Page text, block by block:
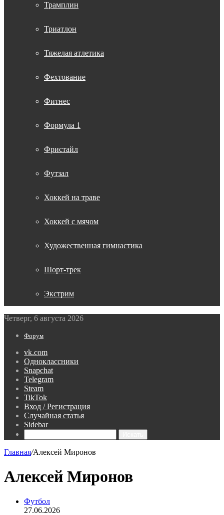
Трамплин
Триатлон
Тяжелая атлетика
Фехтование
Фитнес
Формула 1
Фристайл
Футзал
Хоккей на траве
Хоккей с мячом
Художественная гимнастика
Шорт-трек
Экстрим
Четверг, 6 августа 2026
Форум
vk.com
Одноклассники
Snapchat
Telegram
Steam
TikTok
Вход / Регистрация
Случайная статья
Sidebar
Главная/Алексей Миронов
Алексей Миронов
Футбол
27.06.2026